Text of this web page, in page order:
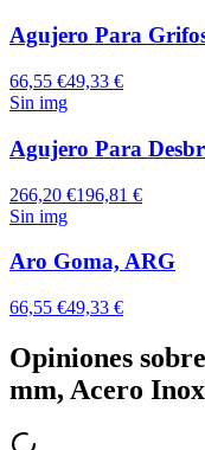
Agujero Para
66,55 €49,33 €
Sin img
Agujero Para
266,20 €196,81 €
Sin img
Aro Goma, ARG
66,55 €49,33 €
Opiniones sobre
mm, Acero